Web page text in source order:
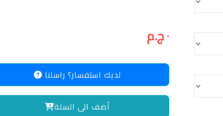
٠ ج.م
لديك استفسار؟ راسلنا
أضف الى السلة